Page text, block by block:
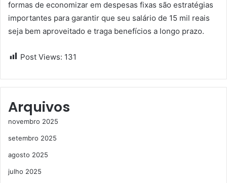
formas de economizar em despesas fixas são estratégias
importantes para garantir que seu salário de 15 mil reais
seja bem aproveitado e traga benefícios a longo prazo.
Post Views: 131
Arquivos
novembro 2025
setembro 2025
agosto 2025
julho 2025